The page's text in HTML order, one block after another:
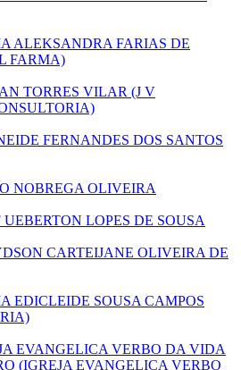
ALEKSANDRA FARIAS DE
FARMA)
TORRES VILAR (J V
FERNANDES DOS SANTOS
NOBREGA OLIVEIRA
LOPES DE SOUSA
CARTEIJANE OLIVEIRA DE
EDICLEIDE SOUSA CAMPOS
EVANGELICA VERBO DA VIDA
(IGREJA EVANGELICA VERBO